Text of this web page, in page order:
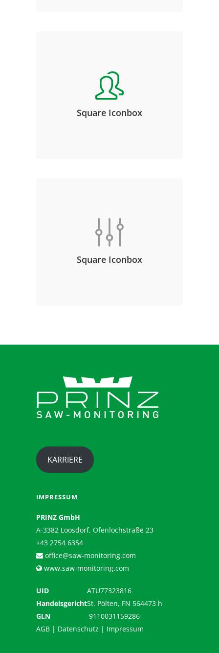
Square Iconbox
consetetur sadipscing elitr, sed
diam nonumy eirmod tempor
aliquyam erat, sed diam voluptua.
Square Iconbox
consetetur sadipscing elitr, sed
diam nonumy eirmod tempor
aliquyam erat, sed diam voluptua.
KARRIERE
IMPRESSUM
PRINZ GmbH
A-3382 Loosdorf, Ofenlochstraße 23
+43 2754 6354
office@saw-monitoring.com
www.saw-monitoring.com
UID
ATU77323816
HandelsgerichtSt. Pölten, FN 564473 h
GLN
9110031159286
AGB | Datenschutz | Impressum